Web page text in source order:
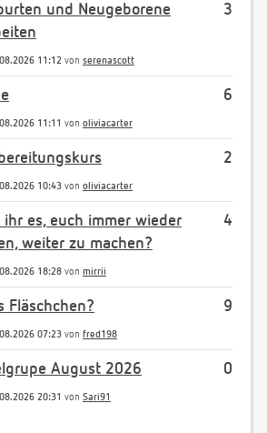
3
und Neugeborene
11:12 von serenascott
6
11:11 von oliviacarter
2
10:43 von oliviacarter
4
es, euch immer wieder
weiter zu machen?
18:28 von mirrii
9
Fläschchen?
07:23 von fred198
0
August 2026
20:31 von Sari91